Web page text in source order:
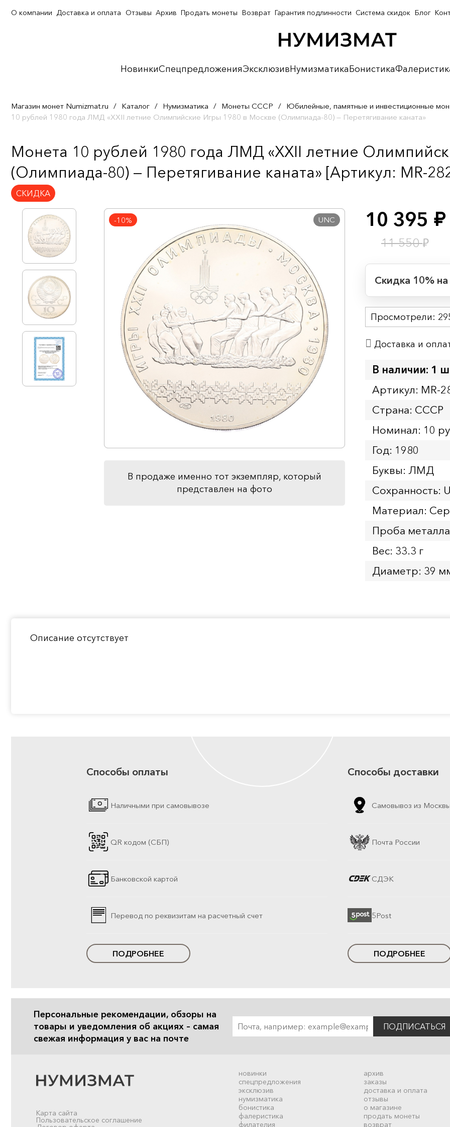
НовинкиСпецпредложенияЭксклюзивНумизматикаБонистика
О компании Доставка и оплата Отзывы Архив Продать монеты Возврат Гарантия подлинности Система скидок Блог
Магазин монет Numizmat.ru / Каталог / Нумизматика / Монеты СССР / Юбилейные, памятные и инвестиционные
10 рублей 1980 года ЛМД «XXII летние Олимпийские Игры 1980 в Москве (Олимпиада-80) — Перетягивание каната»
Монета 10 рублей 1980 года ЛМД «XXII летние
(Олимпиада-80) — Перетягивание каната» [Артикул: MR-
СКИДКА
-10% UNC
В продаже именно тот экземпляр, который
представлен на фото
10 395 руб.
11 550₽
Скидка 10%
Начало:
Окончание:
Просмотрели:
Доставка и
В наличии: 1
Артикул: MR-
Страна: СССР
Номинал: 10
Год: 1980
Буквы: ЛМД
Сохранность:
Материал:
Проба
Вес: 33.3 г
Диаметр: 39
Описание отсутствует
Способы оплаты
Наличными при самовывозе
QR кодом (СБП)
Банковской картой
Перевод по реквизитам на расчетный счет
ПОДРОБНЕЕ
Способы доставки
Самовывоз из
Почта России
СДЭК
5Post
ПОДРОБНЕЕ
Персональные рекомендации, обзоры на
товары и уведомления об акциях – самая
свежая информация у вас на почте
ПОДПИСАТЬСЯ
новинки
спецпредложения
эксклюзив
нумизматика
бонистика
фалеристика
филателия
архив
заказы
доставка и оплата
отзывы
о магазине
продать монеты
возврат
Карта сайта
Пользовательское соглашение